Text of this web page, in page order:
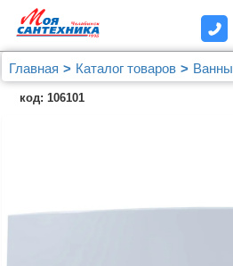
Главная Каталог товаров
Ванны
Комплектующие для ванны
Экраны для ванн фронтальные
код: 106101